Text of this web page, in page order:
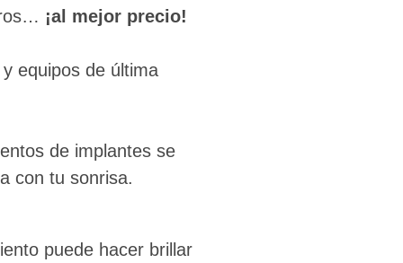
¡al mejor precio!
equipos de última
de implantes se
con tu sonrisa.
puede hacer brillar